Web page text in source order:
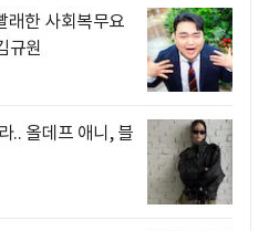
래한 사회복무요
규원
.. 올데프 애니, 블